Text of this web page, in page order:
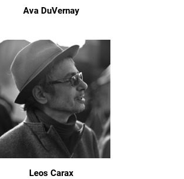
Ava DuVernay
Leos Carax